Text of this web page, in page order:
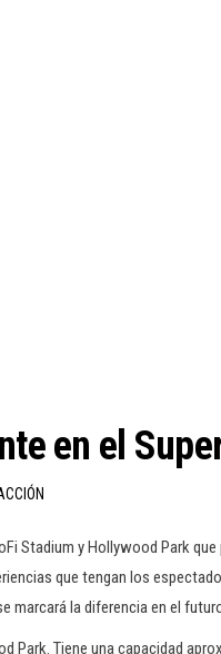
en el
Stadium y Hollywood Park
que tengan los
marcará la diferencia en el
Park. Tiene una capacidad